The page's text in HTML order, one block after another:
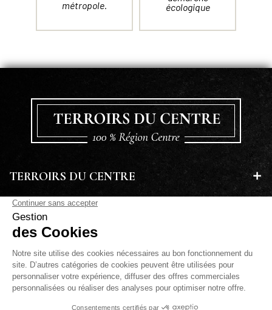
métropole.
écologique
TERROIRS DU CENTRE
EN SAVOIR PLUS
A PROPOS
LETTRE D'INFORMATIONS
PAIEMENT SÉCURISÉ